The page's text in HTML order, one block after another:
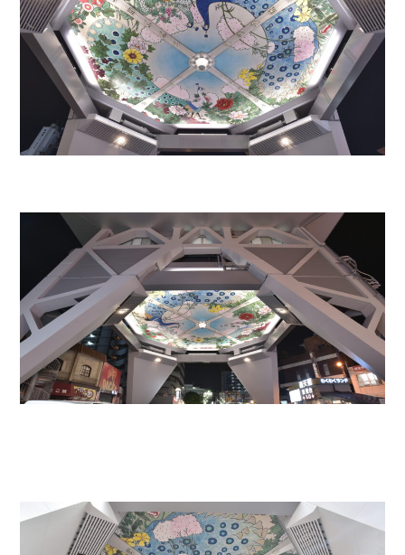
l-aB.+ (ラボプラス)
お問い合わせ